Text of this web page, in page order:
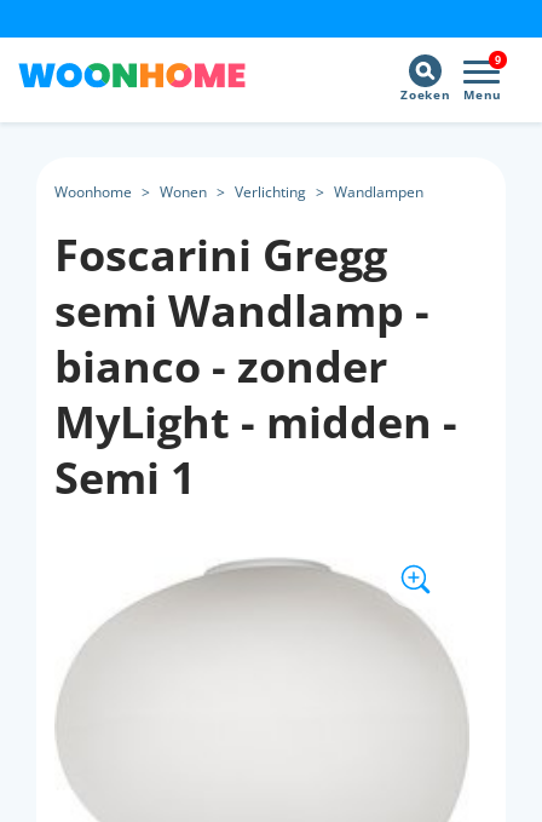
9
Menu
Zoeken
Woonhome > Wonen > Verlichting > Wandlampen
Foscarini Gregg
semi Wandlamp -
bianco - zonder
MyLight - midden -
Semi 1